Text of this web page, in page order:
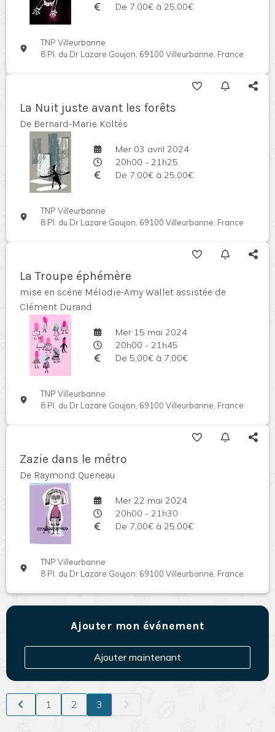
De 7,00€ à 25,00€
TNP Villeurbanne
8 Pl. du Dr Lazare Goujon, 69100 Villeurbanne, France
La Nuit juste avant les forêts
De Bernard-Marie Koltès
Mer 03 avril 2024
20h00 - 21h25
De 7,00€ à 25,00€
TNP Villeurbanne
8 Pl. du Dr Lazare Goujon, 69100 Villeurbanne, France
La Troupe éphémère
mise en scène Mélodie-Amy Wallet assistée de
Clément Durand
Mer 15 mai 2024
20h00 - 21h45
De 5,00€ à 7,00€
TNP Villeurbanne
8 Pl. du Dr Lazare Goujon, 69100 Villeurbanne, France
Zazie dans le métro
De Raymond Queneau
Mer 22 mai 2024
20h00 - 21h30
De 7,00€ à 25,00€
TNP Villeurbanne
8 Pl. du Dr Lazare Goujon, 69100 Villeurbanne, France
Ajouter mon événement
Ajouter maintenant
1 2 3